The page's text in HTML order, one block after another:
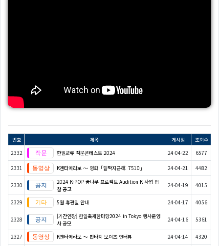
번호 제목 게시일
조회수
2332
한일교류 작문콘테스트 2024 24-04-22 6577
2331 K엔타메라보 ～ 영화「달짝지근해: 7510」 24-04-21 4482
2330
2024 K-POP 꿈나무 프로젝트 Audition K 사업 입
찰 공고
24-04-19 4015
2329 5월 휴관일 안내 24-04-17 4056
2328
[기간연장] 한일축제한마당2024 in Tokyo 행사운영
사 공모
24-04-16 5361
2327 K엔타메라보 ～ 판타지 보이즈 인터뷰 24-04-14 4320